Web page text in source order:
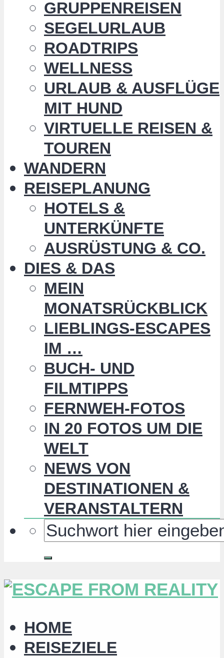
GRUPPENREISEN
SEGELURLAUB
ROADTRIPS
WELLNESS
URLAUB & AUSFLÜGE
MIT HUND
VIRTUELLE REISEN &
TOUREN
WANDERN
REISEPLANUNG
HOTELS &
UNTERKÜNFTE
AUSRÜSTUNG & CO.
DIES & DAS
MEIN
MONATSRÜCKBLICK
LIEBLINGS-ESCAPES
IM …
BUCH- UND
FILMTIPPS
FERNWEH-FOTOS
IN 20 FOTOS UM DIE
WELT
NEWS VON
DESTINATIONEN &
VERANSTALTERN
HOME
REISEZIELE